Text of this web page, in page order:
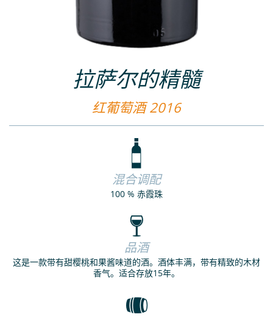
拉萨尔的精髓
红葡萄酒 2016
混合调配
100 % 赤霞珠
品酒
这是一款带有甜樱桃和果酱味道的酒。酒体丰满，带有精致的木材
香气。适合存放15年。